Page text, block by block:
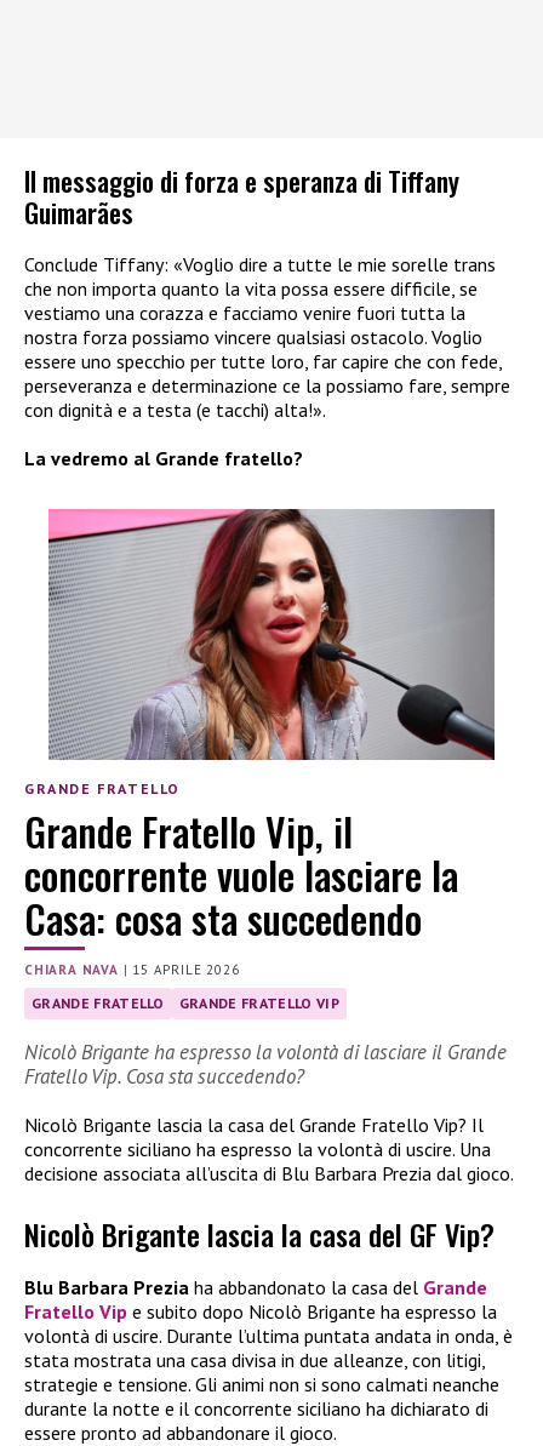
Il messaggio di forza e speranza di Tiffany
Guimarães
Conclude Tiffany: «Voglio dire a tutte le mie sorelle trans
che non importa quanto la vita possa essere difficile, se
vestiamo una corazza e facciamo venire fuori tutta la
nostra forza possiamo vincere qualsiasi ostacolo. Voglio
essere uno specchio per tutte loro, far capire che con fede,
perseveranza e determinazione ce la possiamo fare, sempre
con dignità e a testa (e tacchi) alta!».
La vedremo al Grande fratello?
GRANDE FRATELLO
Grande Fratello Vip, il
concorrente vuole lasciare la
Casa: cosa sta succedendo
CHIARA NAVA | 15 APRILE 2026
GRANDE FRATELLO GRANDE FRATELLO VIP
Nicolò Brigante ha espresso la volontà di lasciare il Grande
Fratello Vip. Cosa sta succedendo?
Nicolò Brigante lascia la casa del Grande Fratello Vip? Il
concorrente siciliano ha espresso la volontà di uscire. Una
decisione associata all’uscita di Blu Barbara Prezia dal gioco.
Nicolò Brigante lascia la casa del GF Vip?
Blu Barbara Prezia ha abbandonato la casa del Grande
Fratello Vip e subito dopo Nicolò Brigante ha espresso la
volontà di uscire. Durante l’ultima puntata andata in onda, è
stata mostrata una casa divisa in due alleanze, con litigi,
strategie e tensione. Gli animi non si sono calmati neanche
durante la notte e il concorrente siciliano ha dichiarato di
essere pronto ad abbandonare il gioco.